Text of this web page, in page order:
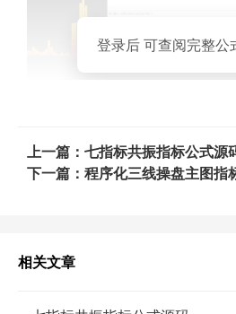
登录后 可查阅完整公
上一篇：七指标共振指标公式源
下一篇：程序化三线操盘主图指
相关文章